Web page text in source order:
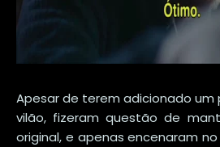
Apesar de terem adicionado um
vilão, fizeram questão de
original, e apenas encenaram